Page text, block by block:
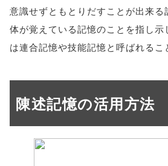
意識せずともとりだすことが出来
体が覚えている記憶のことを指し示
は連合記憶や技能記憶と呼ばれるこ
陳述記憶の活用方法